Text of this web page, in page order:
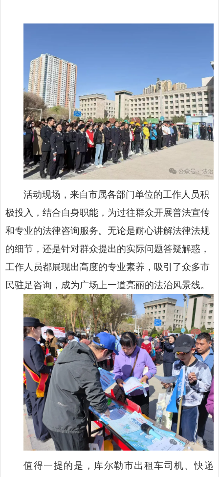
活动现场，来自市属各部门单位的工作人员积
极投入，结合自身职能，为过往群众开展普法宣传
和专业的法律咨询服务。无论是耐心讲解法律法规
的细节，还是针对群众提出的实际问题答疑解惑，
工作人员都展现出高度的专业素养，吸引了众多市
民驻足咨询，成为广场上一道亮丽的法治风景线。
值得一提的是，库尔勒市出租车司机、快递